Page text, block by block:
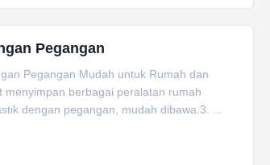
Pegangan
Pegangan Mudah untuk Rumah dan
berbagai peralatan rumah
dengan pegangan, mudah dibawa.3. ...